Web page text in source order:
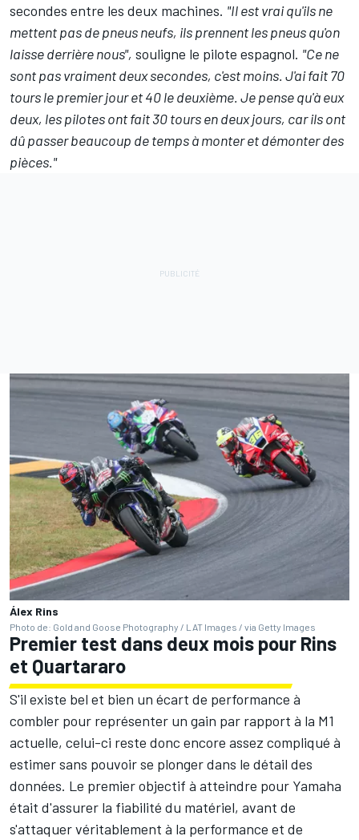
secondes entre les deux machines. "Il est vrai qu'ils ne
mettent pas de pneus neufs, ils prennent les pneus qu'on
laisse derrière nous", souligne le pilote espagnol. "Ce ne
sont pas vraiment deux secondes, c'est moins. J'ai fait 70
tours le premier jour et 40 le deuxième. Je pense qu'à eux
deux, les pilotes ont fait 30 tours en deux jours, car ils ont
dû passer beaucoup de temps à monter et démonter des
pièces."
Álex Rins
Photo de: Gold and Goose Photography / LAT Images / via Getty Images
Premier test dans deux mois pour Rins
et Quartararo
S'il existe bel et bien un écart de performance à
combler pour représenter un gain par rapport à la M1
actuelle, celui-ci reste donc encore assez compliqué à
estimer sans pouvoir se plonger dans le détail des
données. Le premier objectif à atteindre pour Yamaha
était d'assurer la fiabilité du matériel, avant de
s'attaquer véritablement à la performance et de